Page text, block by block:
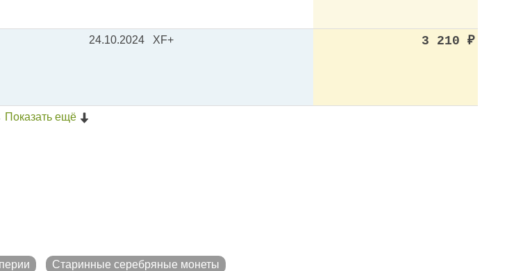
24.10.2024 XF+ 3 210 ₽
Показать ещё
Старинные серебряные монеты